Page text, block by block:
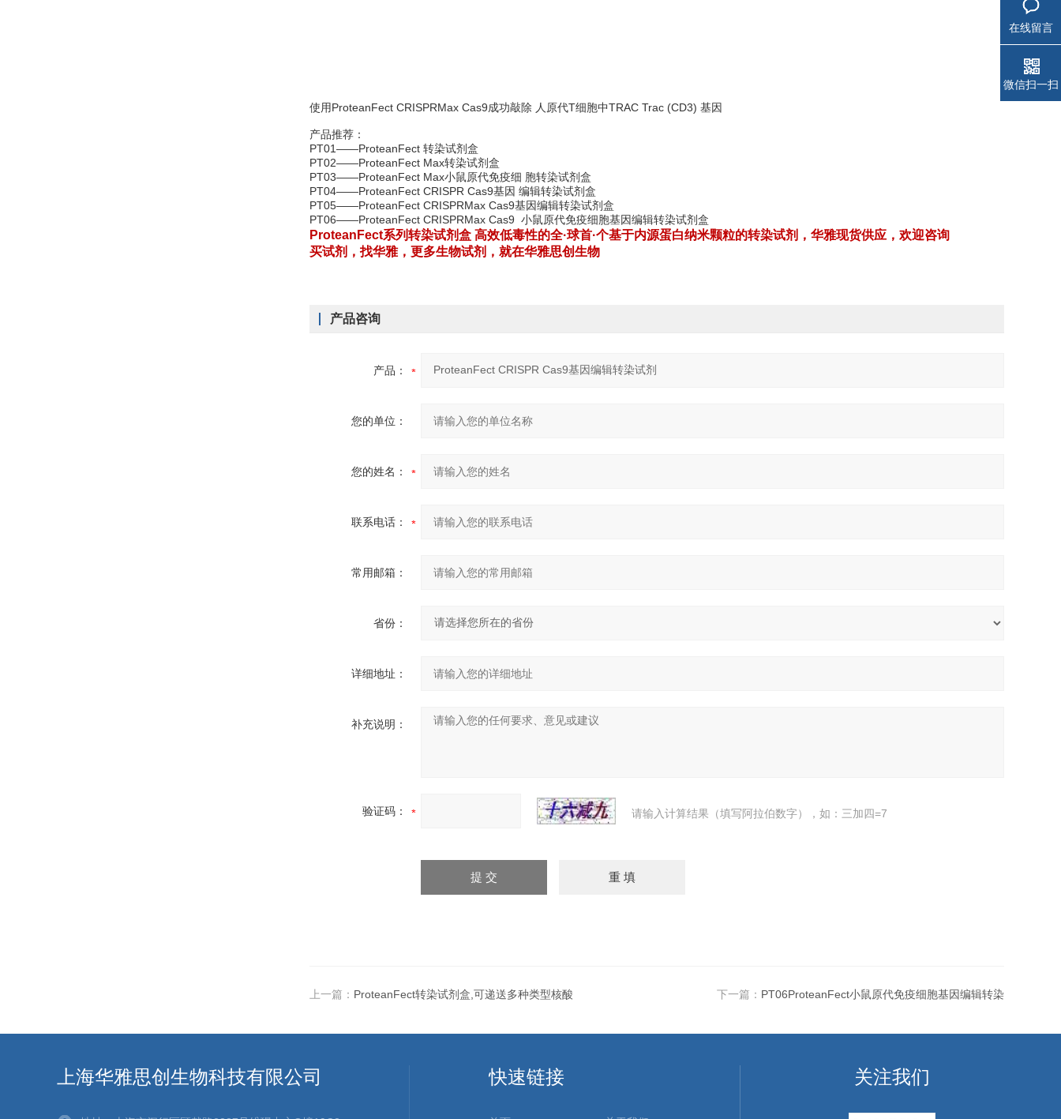
使用ProteanFect CRISPRMax Cas9成功敲除 人原代T细胞中TRAC Trac (CD3) 基因
产品推荐：
PT01——ProteanFect 转染试剂盒
PT02——ProteanFect Max转染试剂盒
PT03——ProteanFect Max小鼠原代免疫细 胞转染试剂盒
PT04——ProteanFect CRISPR Cas9基因 编辑转染试剂盒
PT05——ProteanFect CRISPRMax Cas9基因编辑转染试剂盒
PT06——ProteanFect CRISPRMax Cas9 小鼠原代免疫细胞基因编辑转染试剂盒
ProteanFect系列转染试剂盒 高效低毒性的全·球首·个基于内源蛋白纳米颗粒的转染试剂，华雅现货供应，欢迎咨询
买试剂，找华雅，更多生物试剂，就在华雅思创生物
产品咨询
产品：
您的单位：
您的姓名：
联系电话：
常用邮箱：
省份：
详细地址：
补充说明：
验证码： 请输入计算结果（填写阿拉伯数字），如：三加四=7
上一篇： ProteanFect转染试剂盒,可递送多种类型核酸 下一篇： PT06ProteanFect小鼠原代免疫细胞基因编辑转染
上海华雅思创生物科技有限公司 快速链接 关注我们
在线留言
微信扫一扫